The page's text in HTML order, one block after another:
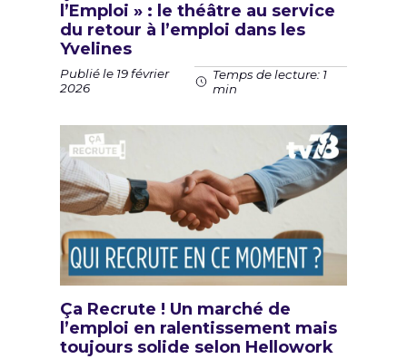
l’Emploi » : le théâtre au service
du retour à l’emploi dans les
Yvelines
Publié le 19 février
2026
Temps de lecture: 1
min
Ça Recrute ! Un marché de
l’emploi en ralentissement mais
toujours solide selon Hellowork